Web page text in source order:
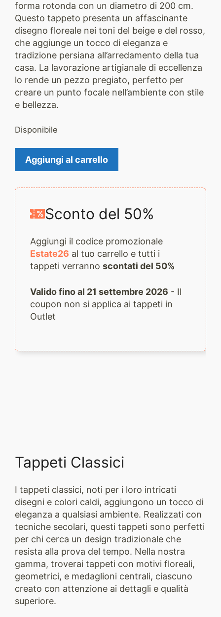
forma rotonda con un diametro di 200 cm.
Questo tappeto presenta un affascinante
disegno floreale nei toni del beige e del rosso,
che aggiunge un tocco di eleganza e
tradizione persiana all’arredamento della tua
casa. La lavorazione artigianale di eccellenza
lo rende un pezzo pregiato, perfetto per
creare un punto focale nell’ambiente con stile
e bellezza.
Disponibile
Tappeto
Tabriz
quantità
Aggiungi al carrello
Sconto del 50%
Aggiungi il codice promozionale
Estate26 al tuo carrello e tutti i
tappeti verranno scontati del 50%
Valido fino al 21 settembre 2026 - Il
coupon non si applica ai tappeti in
Outlet
Tappeti Classici
I tappeti classici, noti per i loro intricati
disegni e colori caldi, aggiungono un tocco di
eleganza a qualsiasi ambiente. Realizzati con
tecniche secolari, questi tappeti sono perfetti
per chi cerca un design tradizionale che
resista alla prova del tempo. Nella nostra
gamma, troverai tappeti con motivi floreali,
geometrici, e medaglioni centrali, ciascuno
creato con attenzione ai dettagli e qualità
superiore.